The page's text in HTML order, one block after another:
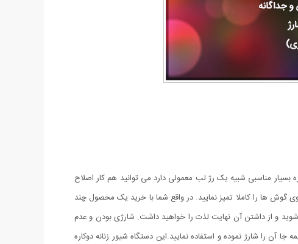
مناسبی شبیه یک رژ لب معمولی دارد می توانید هم کار اصلاح
ها را کاملا تمیز نمایید. در واقع شما با خرید یک محصول چند
و از داشتن آن نهایت لذت را خواهید داشت. شارژی بودن و عدم
را شارژ نموده و استفاده نمایید.این دستگاه شیور زنانه دوکاره